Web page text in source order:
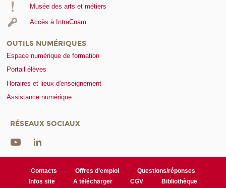
Musée des arts et métiers
Accès à IntraCnam
OUTILS NUMÉRIQUES
Espace numérique de formation
Portail élèves
Horaires et lieux d'enseignement
Assistance numérique
RÉSEAUX SOCIAUX
Contacts Offres d'emploi
Questions/réponses
Infos site
A télécharger CGV Bibliothèque